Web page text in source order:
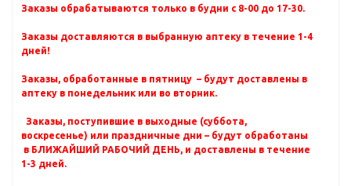
Заказы обрабатываются только в будни с 8-00 до 17-30.
Заказы доставляются в выбранную аптеку в течение 1-4
дней!
Заказы, обработанные в пятницу – будут доставлены в
аптеку в понедельник или во вторник.
Заказы, поступившие в выходные (суббота,
воскресенье) или праздничные дни – будут обработаны
в БЛИЖАЙШИЙ РАБОЧИЙ ДЕНЬ, и доставлены в течение
1-3 дней.